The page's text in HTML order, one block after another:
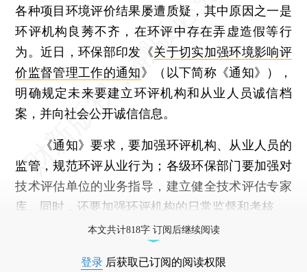
各种项目环境评价结果屡遭质疑，其中原因之一是
环评机构良莠不齐，在环评中存在弄虚造假等行
为。近日，环保部印发《关于切实加强环境影响评
价监督管理工作的通知》（以下简称《通知》），
明确规定未来要建立环评机构和从业人员诚信档
案，并向社会公开诚信信息。
《通知》要求，要加强环评机构、从业人员的
监管，规范环评从业行为；各级环保部门要加强对
技术评估单位的业务指导，建立健全技术评估专家
库。同时，还要加强环评机构的日常监督和考核。
本文共计818字 订阅后继续阅读
登录 后获取已订阅的阅读权限